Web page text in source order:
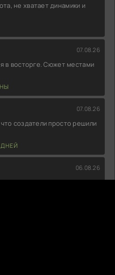
не хватает динамики и
07.08.26
в восторге. Сюжет местами
07.08.26
создатели просто решили
06.08.26
плоский, герои не